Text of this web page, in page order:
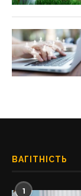
ВАГІТНІСТЬ
1